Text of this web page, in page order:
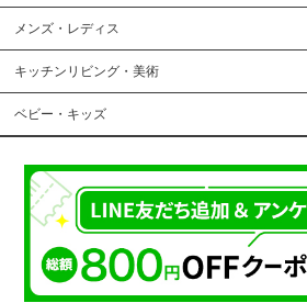
メンズ・レディス
キッチンリビング・美術
ベビー・キッズ